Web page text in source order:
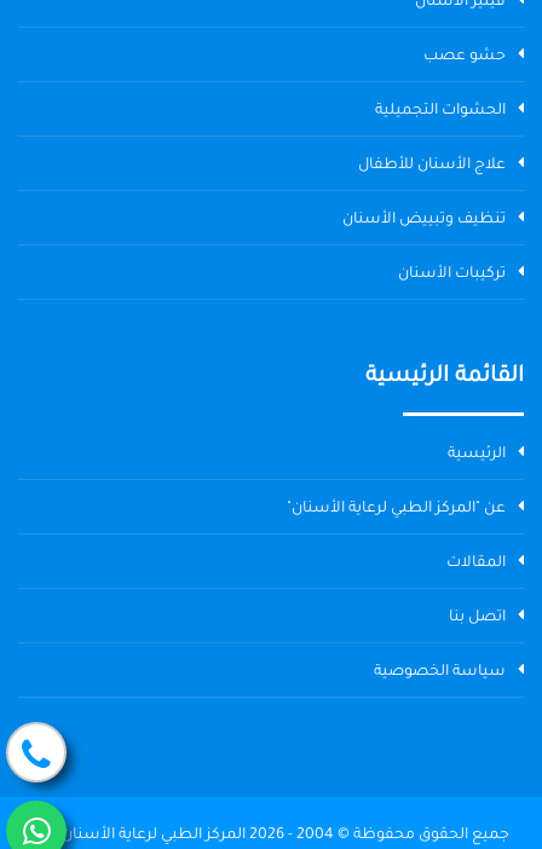
حشو عصب
الحشوات التجميلية
علاج الأسنان للأطفال
تنظيف وتبييض الأسنان
تركيبات الأسنان
القائمة الرئيسية
الرئيسية
عن "المركز الطبي لرعاية الأسنان"
المقالات
اتصل بنا
سياسة الخصوصية
جميع الحقوق محفوظة © 2004 - 2026 المركز الطبي لرعاية الأسنان The